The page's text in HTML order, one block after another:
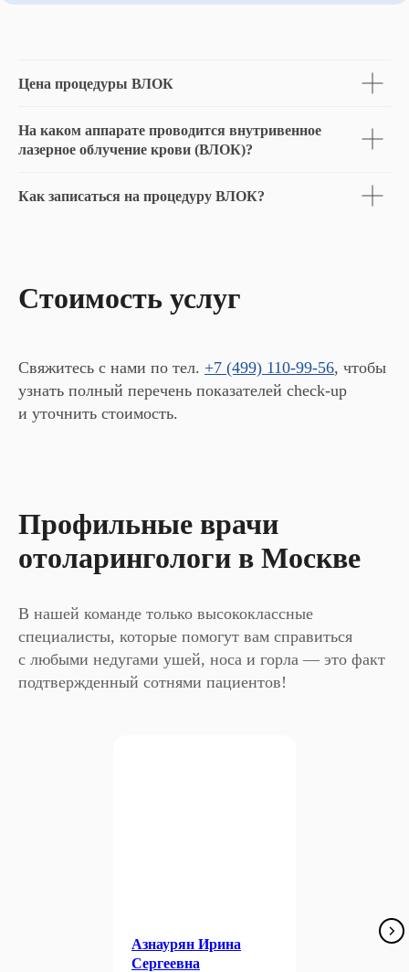
Цена процедуры ВЛОК
На каком аппарате проводится внутривенное
лазерное облучение крови (ВЛОК)?
Как записаться на процедуру ВЛОК?
Стоимость услуг
Свяжитесь с нами по тел. +7 (499) 110-99-56, чтобы
узнать полный перечень показателей check-up
и уточнить стоимость.
Профильные врачи
отоларингологи в Москве
В нашей команде только высококлассные
специалисты, которые помогут вам справиться
с любыми недугами ушей, носа и горла — это факт
подтвержденный сотнями пациентов!
Азнаурян Ирина
Сергеевна